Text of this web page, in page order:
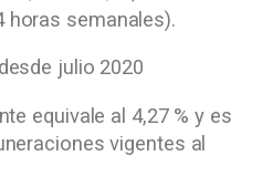
horas semanales).
julio 2020
equivale al 4,27 % y es
vigentes al